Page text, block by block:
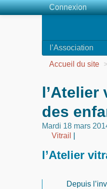
l’Association
Accueil du site
l’Atelier
des
Mardi 18 mars
Vitrail
l’Atelier
Depuis
Connexion